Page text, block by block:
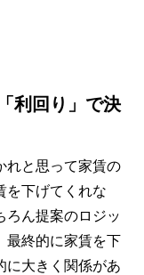
利回り」で決
と思って家賃の
を下げてくれな
ろん提案のロジッ
最終的に家賃を下
に大きく関係があ